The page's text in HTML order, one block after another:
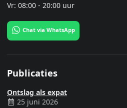
Vr: 08:00 - 20:00 uur
Chat via WhatsApp
Publicaties
Ontslag als expat
25 juni 2026